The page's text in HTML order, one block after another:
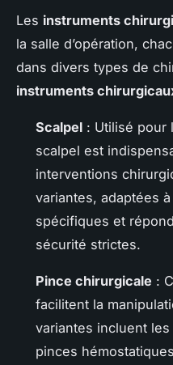
Les instruments
la salle d’opération,
dans divers types de
instruments
Scalpel : Utilisé pour
scalpel est
interventions
variantes, adaptées
spécifiques et
sécurité strictes.
Pince chirurgicale :
facilitent la
variantes incluent
pinces